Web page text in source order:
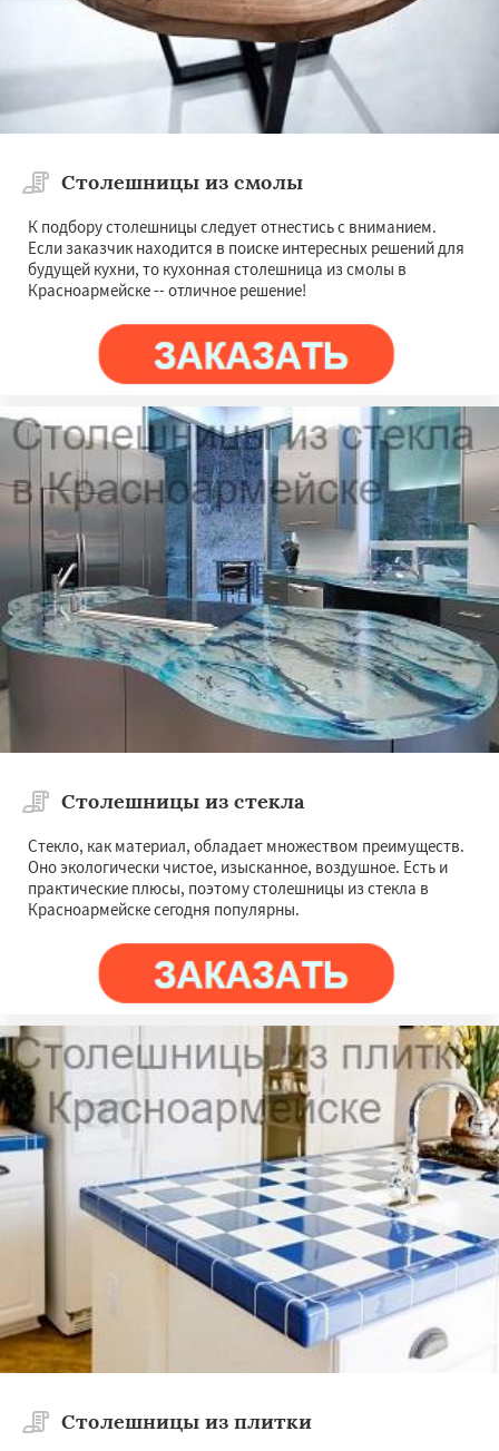
Столешницы из смолы
К подбору столешницы следует отнестись с вниманием.
Если заказчик находится в поиске интересных решений для
будущей кухни, то кухонная столешница из смолы в
Красноармейске -- отличное решение!
Столешницы из стекла
Стекло, как материал, обладает множеством преимуществ.
Оно экологически чистое, изысканное, воздушное. Есть и
практические плюсы, поэтому столешницы из стекла в
Красноармейске сегодня популярны.
Столешницы из плитки